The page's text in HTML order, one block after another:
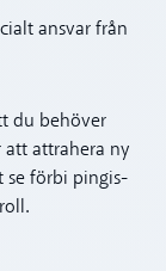
ansvar från
du behöver
attrahera ny
se förbi pingis-